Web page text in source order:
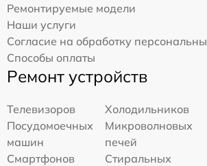
Ремонтируемые модели
Наши услуги
Согласие на обработку
Способы оплаты
Ремонт устройств
Телевизоров
Холодильников
Посудомоечных
машин
Микроволновых
печей
Смартфонов
Стиральных